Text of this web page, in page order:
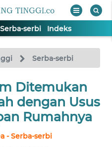
Serba-serbi Indeks
Serba-serbi
Ditemukan
dengan Usus
Rumahnya
- Serba-serbi